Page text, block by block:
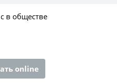
в обществе
online